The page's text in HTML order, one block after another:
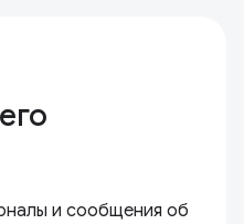
и сообщения об